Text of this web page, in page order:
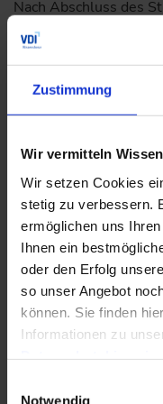
Zustimmung
Wir vermitteln
Wir setzen Cookies
stetig zu verbessern.
ermöglichen uns
Ihnen ein
oder den Erfolg
so unser Angebot
können. Sie finden
Informationen zu
Notwendig
Nach Abschluss des
Tätigkeit als
für Gebäude- und
Wüllhorst
Optimierung und